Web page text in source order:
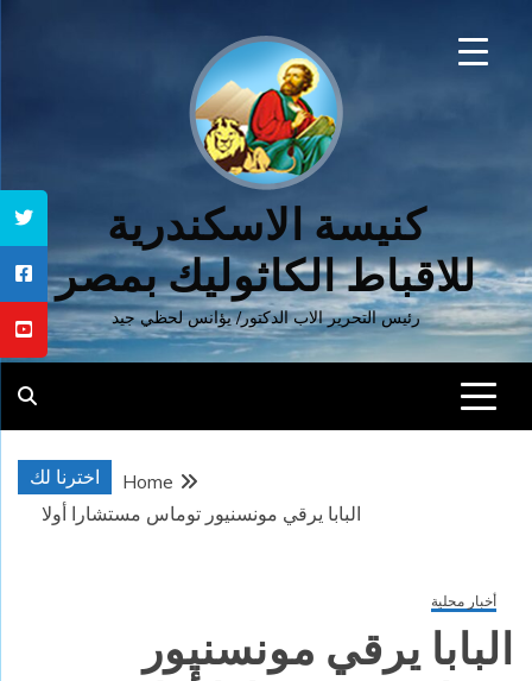
كنيسة الاسكندرية
للاقباط الكاثوليك بمصر
رئيس التحرير الاب الدكتور/ يؤانس لحظي جيد
اخترنا لك
Home
البابا يرقي مونسنيور توماس مستشارا أولا
أخبار محلية
البابا يرقي مونسنيور